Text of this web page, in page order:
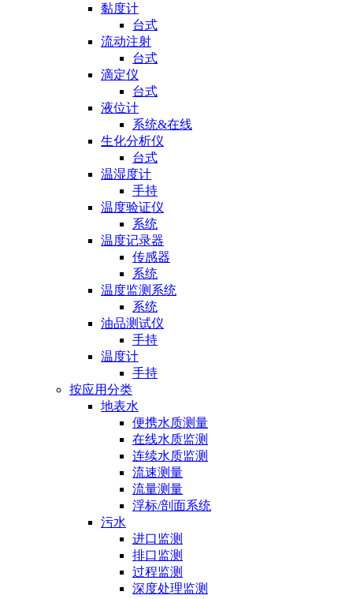
黏度计
台式
流动注射
台式
滴定仪
台式
液位计
系统&在线
生化分析仪
台式
温湿度计
手持
温度验证仪
系统
温度记录器
传感器
系统
温度监测系统
系统
油品测试仪
手持
温度计
手持
按应用分类
地表水
便携水质测量
在线水质监测
连续水质监测
流速测量
流量测量
浮标/剖面系统
污水
进口监测
排口监测
过程监测
深度处理监测